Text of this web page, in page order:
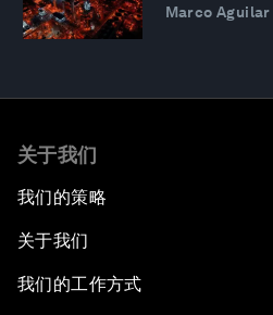
Marco Aguilar
关于我们
我们的策略
关于我们
我们的工作方式